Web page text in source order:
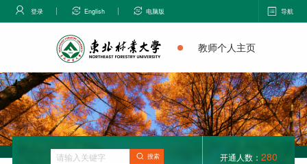
登录 English 电脑版 导航
教师个人主页
搜索 开通人数： 280